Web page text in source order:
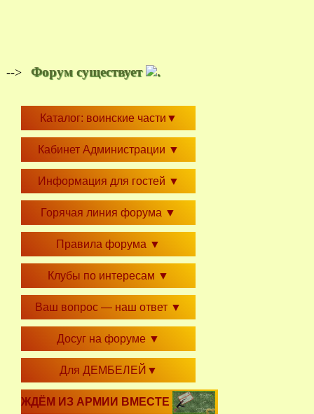
--> Форум существует .
Каталог: воинские части ▼
Кабинет Администрации ▼
Информация для гостей ▼
Горячая линия форума ▼
Правила форума ▼
Клубы по интересам ▼
Ваш вопрос — наш ответ ▼
Досуг на форуме ▼
Для ДЕМБЕЛЕЙ ▼
ЖДЁМ ИЗ АРМИИ ВМЕСТЕ